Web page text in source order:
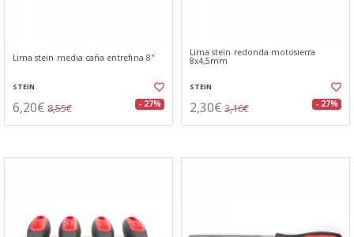
Lima stein media caña entrefina 8"
STEIN
6,20€ 8,55€ - 27%
Lima stein redonda motosierra
8x4,5mm
STEIN
2,30€ 3,16€ - 27%